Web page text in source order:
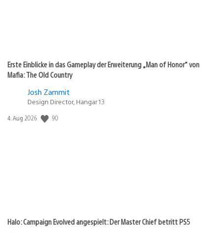
Erste Einblicke in das Gameplay der Erweiterung „Man of Honor“ von
Mafia: The Old Country
Josh Zammit
Design Director, Hangar 13
Veröffentlichungsdatum:
4. Aug 2026 90
Halo: Campaign Evolved angespielt: Der Master Chief betritt PS5